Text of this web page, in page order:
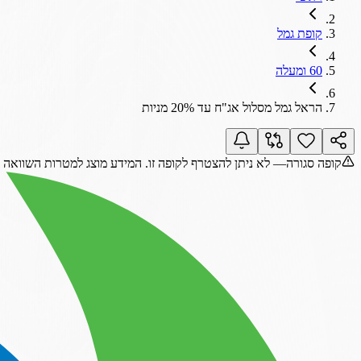
קופת גמל
60 ומעלה
הראל גמל מסלול אג"ח עד 20% מניות
קופה סגורה— לא ניתן להצטרף לקופה זו. המידע מוצג למטרות